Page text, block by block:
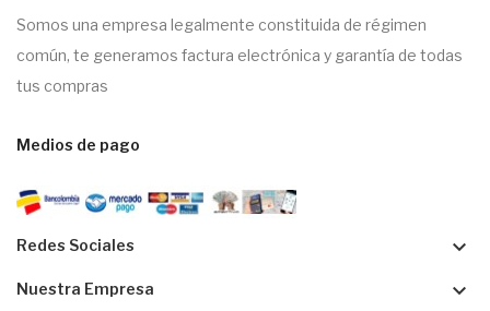
Somos una empresa legalmente constituida de régimen
común, te generamos factura electrónica y garantía de todas
tus compras
Medios de pago
Redes Sociales keyboard_arrow_down
Nuestra Empresa keyboard_arrow_down